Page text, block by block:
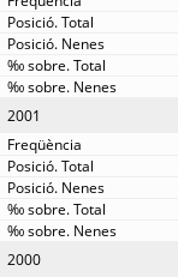
2001
2000